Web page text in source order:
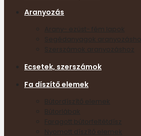
Aranyozás
Arany- ezüst- fém lapok
Segédanyagok aranyozáshoz
Szerszámok aranyozáshoz
Ecsetek, szerszámok
Fa díszítő elemek
Bútordíszítő elemek
Bútorlábak
Faragott bútorfeltétdísz
Nyomott díszítő elemek